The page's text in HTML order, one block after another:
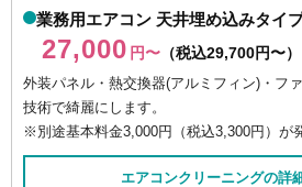
業務用エアコン 天井埋め込みタイ
27,000 円〜 （税込29,700円〜
外装パネル・熱交換器(アルミフィン)・フ
技術で綺麗にします。
※別途基本料金3,000円（税込3,300円）が
エアコンクリーニングの詳